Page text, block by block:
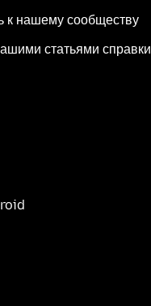
к нашему сообществу
статьями справки